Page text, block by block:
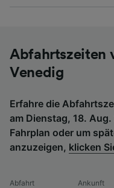
Abfahrtszeiten
Venedig
Erfahre die
am Dienstag, 18.
Fahrplan oder um
anzuzeigen, klicken
Abfahrt Ankunft